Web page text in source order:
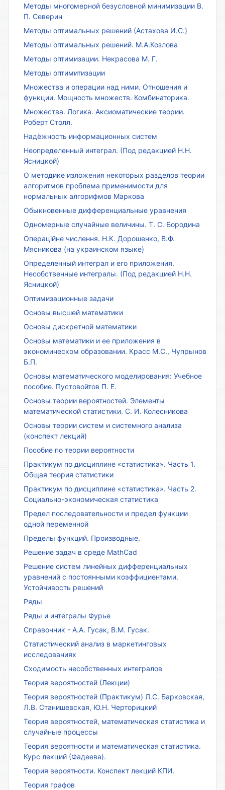
Методы многомерной безусловной минимизации В.
П. Северин
Методы оптимальных решений (Астахова И.С.)
Методы оптимальных решений. М.А.Козлова
Методы оптимизации. Некрасова М. Г.
Методы оптимитизации
Множества и операции над ними. Отношения и
функции. Мощность множеств. Комбинаторика.
Множества. Логика. Аксиоматические теории.
Роберт Столл.
Надёжность информационных систем
Неопределенный интеграл. (Под редакцией Н.Н.
Ясницкой)
О методике изложения некоторых разделов теории
алгоритмов проблема применимости для
нормальных алгорифмов Маркова
Обыкновенные дифференциальные уравнения
Одномерные случайные величины. Т. С. Бородина
Операційне числення. Н.К. Дорошенко, В.Ф.
Мясникова (на украинском языке)
Определенный интеграл и его приложения.
Несобственные интегралы. (Под редакцией Н.Н.
Ясницкой)
Оптимизационные задачи
Основы высшей математики
Основы дискретной математики
Основы математики и ее приложения в
экономическом образовании. Красс М.С., Чупрынов
Б.П.
Основы математического моделирования: Учебное
пособие. Пустовойтов П. Е.
Основы теории вероятностей. Элементы
математической статистики. С. И. Колесникова
Основы теории систем и системного анализа
(конспект лекций)
Пособие по теории вероятности
Практикум по дисциплине «статистика». Часть 1.
Общая теория статистики
Практикум по дисциплине «статистика». Часть 2.
Социально-экономическая статистика
Предел последовательности и предел функции
одной переменной
Пределы функций. Производные.
Решение задач в среде MathCad
Решение систем линейных дифференциальных
уравнений с постоянными коэффициентами.
Устойчивость решений
Ряды
Ряды и интегралы Фурье
Справочник - А.А. Гусак, В.М. Гусак.
Статистический анализ в маркетинговых
исследованиях
Сходимость несобственных интегралов
Теория вероятностей (Лекции)
Теория вероятностей (Практикум) Л.С. Барковская,
Л.В. Станишевская, Ю.Н. Черторицкий
Теория вероятностей, математическая статистика и
случайные процессы
Теория вероятности и математическая статистика.
Курс лекций (Фадеева).
Теория вероятности. Конспект лекций КПИ.
Теория графов